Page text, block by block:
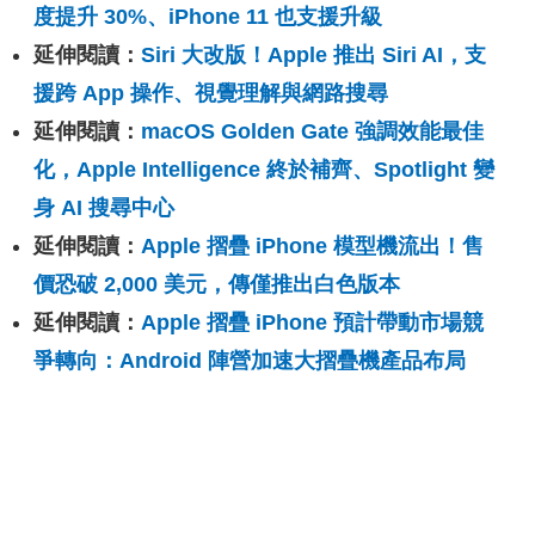
度提升 30%、iPhone 11 也支援升級
延伸閱讀： Siri 大改版！Apple 推出 Siri AI，支
援跨 App 操作、視覺理解與網路搜尋
延伸閱讀： macOS Golden Gate 強調效能最佳
化，Apple Intelligence 終於補齊、Spotlight 變
身 AI 搜尋中心
延伸閱讀： Apple 摺疊 iPhone 模型機流出！售
價恐破 2,000 美元，傳僅推出白色版本
延伸閱讀： Apple 摺疊 iPhone 預計帶動市場競
爭轉向：Android 陣營加速大摺疊機產品布局